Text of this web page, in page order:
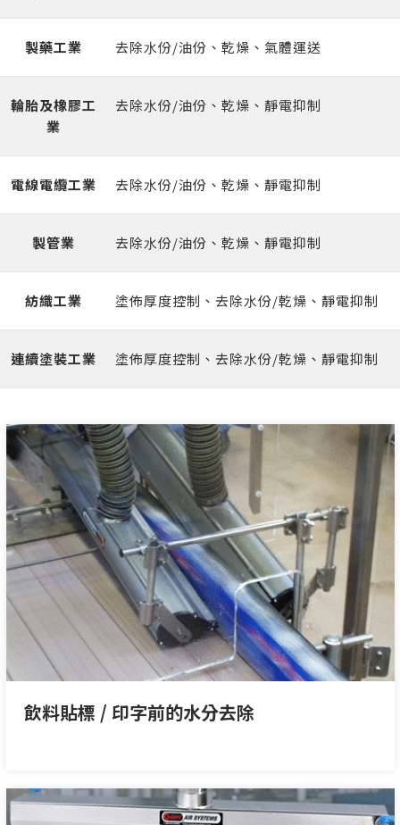
製藥⼯業 去除⽔份/油份、乾燥、氣體運送
輪胎及橡膠⼯
業
去除⽔份/油份、乾燥、靜電抑制
電線電纜⼯業 去除⽔份/油份、乾燥、靜電抑制
製管業 去除⽔份/油份、乾燥、靜電抑制
紡織⼯業 塗佈厚度控制、去除⽔份/乾燥、靜電抑制
連續塗裝⼯業 塗佈厚度控制、去除⽔份/乾燥、靜電抑制
飲料貼標 / 印字前的水分去除